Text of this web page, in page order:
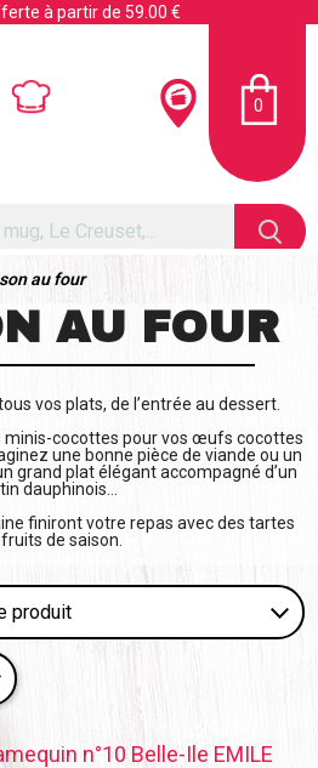
à partir de 59.00 €
0
au four
AU FOUR
vos plats, de l’entrée au dessert.
minis-cocottes pour vos œufs cocottes
une bonne pièce de viande ou un
grand plat élégant accompagné d’un
dauphinois…
finiront votre repas avec des tartes
de saison.
n°10 Belle-Ile EMILE